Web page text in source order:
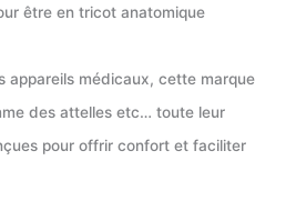
être en tricot anatomique
appareils médicaux, cette marque
des attelles etc… toute leur
pour offrir confort et faciliter